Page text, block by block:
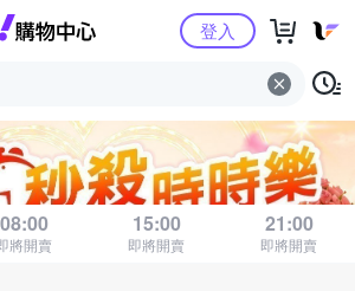
Yahoo購物中心
登入
殺時時樂
距 21 : 00 場結束
08:00
將開賣
15:00
即將開賣
21:00
即將開賣